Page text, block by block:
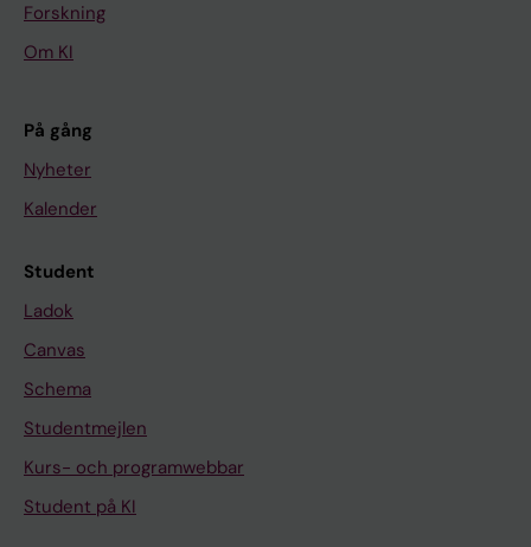
Forskning
Om KI
På gång
Nyheter
Kalender
Student
Ladok
Canvas
Schema
Studentmejlen
Kurs- och programwebbar
Student på KI